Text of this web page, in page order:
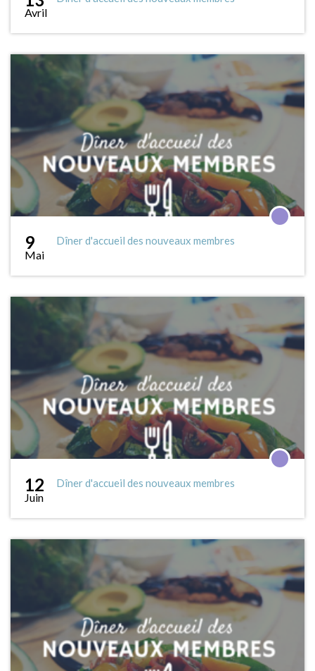
Avril
9
Mai
Dîner d'accueil des nouveaux membres
12
Juin
Dîner d'accueil des nouveaux membres